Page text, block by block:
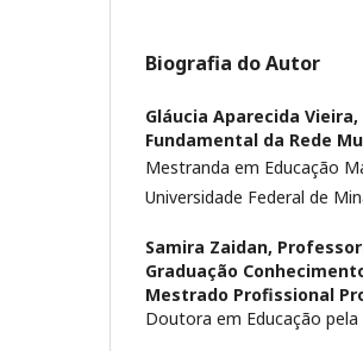
Biografia do Autor
Gláucia Aparecida Vieira,
Fundamental da Rede
Mestranda em Educação
Universidade Federal de
Samira Zaidan,
Graduação
Mestrado Profissional
Doutora em Educação